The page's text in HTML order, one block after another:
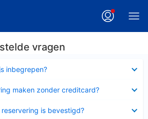
vragen
inbegrepen?
maken zonder creditcard?
is bevestigd?